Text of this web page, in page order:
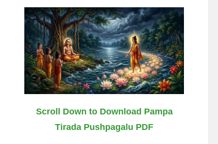
Scroll Down to Download Pampa
Tirada Pushpagalu PDF